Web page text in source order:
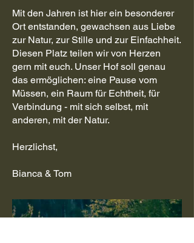
Mit ​den Jahren ist hier ein besonderer
Ort entstanden, gewachsen aus Liebe
zur Natur, zur Stille und zur Einfachheit.
Diesen Platz teilen wir von Herzen
gern mit euch. Unser Hof soll genau
das ermöglichen: eine Pause vom
Müssen, ein Raum für Echtheit, für
Verbindung - mit sich selbst, mit
anderen, mit der Natur.
Herzlichst,
Bianca & Tom